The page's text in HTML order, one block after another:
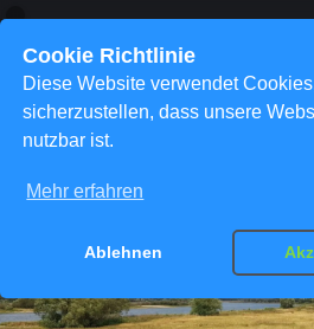
Cookie Richtlinie
Diese Website verwendet
sicherzustellen, dass unsere
nutzbar ist.
Mehr erfahren
Ablehnen
Jungfernsee